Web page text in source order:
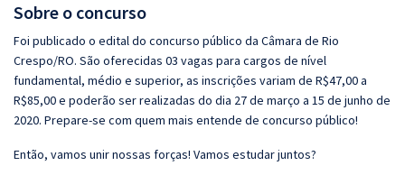
Sobre o concurso
Foi publicado o edital do concurso público da Câmara de Rio
Crespo/RO. São oferecidas 03 vagas para cargos de nível
fundamental, médio e superior, as inscrições variam de R$47,00 a
R$85,00 e poderão ser realizadas do dia 27 de março a 15 de junho de
2020. Prepare-se com quem mais entende de concurso público!
Então, vamos unir nossas forças! Vamos estudar juntos?